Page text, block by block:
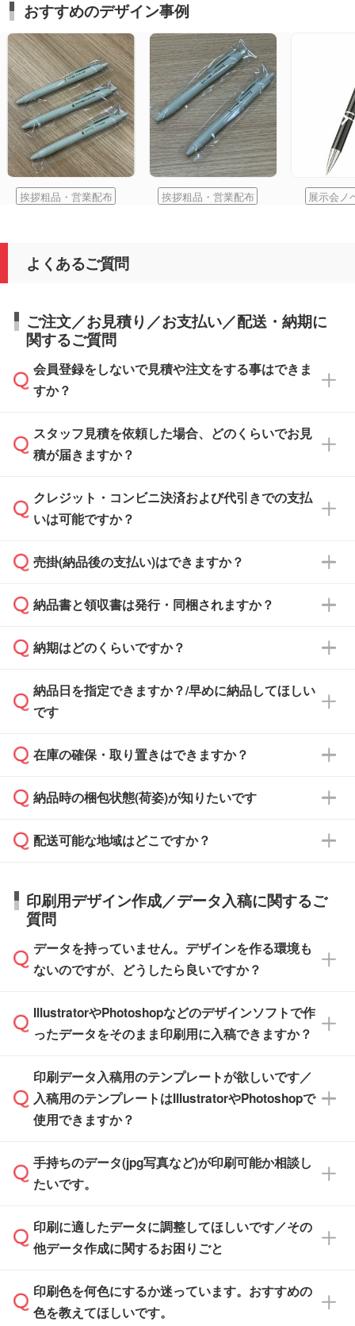
おすすめのデザイン事例
挨拶粗品・営業配布 挨拶粗品・営業配布 展示会ノ
よくあるご質問
ご注文／お見積り／お支払い／配送・納期に
関するご質問
会員登録をしないで見積や注文をする事はできま
すか？
可能です。見積・注文フォームにて『ゲストの
まま進む』ボタンからお進みのうえ、ご依頼く
スタッフ見積を依頼した場合、どのくらいでお見
積が届きますか？
通常、翌営業日までにお送りしております。混
雑状況によっては、お時間をいただくこともご
依頼いただいた場合は、翌営業日以降のご連絡
クレジット・コンビニ決済および代引きでの支払
いは可能ですか？
銀行振込のみのご対応となります。
売掛(納品後の支払い)はできますか？
基本的には先入金をお願いしておりますが、自
どの場合は、月末締め翌月末払いに対応可能で
また、卒業・卒園記念品で対策委員会や個人様
校や幼稚園・保育園であれば、同様の条件でご
ご希望の際は担当スタッフまでお気軽にご相談
ください。
納品書と領収書は発行・同梱されますか？
納品書・領収書は ご依頼をいただいた場合の
ず、通常はPDFデータをメール添付でお送りし
ます。
たは注文フォームの『ご注文に関する備考欄』
納期はどのくらいですか？
・印刷する場合(500個程度)
ご入金、イメージ画像の校了から約2週間～2
ご入金確認後、1～2営業日で出荷いたしま
タッフまでお問い合わせください。
ル」に注文予定日をご入力いただくと、おおよ
その締切日や出荷目安をご確認いただけます。
品が決まりましたらお早めのご発注をお願いい
たします。
※土日祝日を除く営業日換算です。
※沖縄・離島は追加日数がかかります。
納品日を指定できますか？/早めに納品してほしい
です
ご希望の納期がある場合は、お問い合わせ・お
い。
応が可能かご案内いたします。
す。>>対象商品はこちら
※最短出荷日は商品によって異なります。各商
品ページにてご確認ください
在庫の確保・取り置きはできますか？
ご入金確認後に在庫を確保し、注文確定のご連
はできかねますので予めご了承ください。
納品時の梱包状態(荷姿)が知りたいです
商品によって異なります。各ページにある商品
す。(白箱、化粧箱、ブリスターパックなど)
【袋入り】 商品がひとつずつ袋に入っていま
す。(透明袋、デザイン袋など)
【個包装なし】 個包装がされていない状態で
※化粧箱から白箱への入れ替えや、オリジナル
箱の作成は原則承っておりません。
配送可能な地域はどこですか？
直接納品は行っておりませんので予めご了承く
ださい。
印刷用デザイン作成／データ入稿に関するご
質問
データを持っていません。デザインを作る環境も
ないのですが、どうしたら良いですか？
無料の「デザインシミュレーター」を使えば、
PCやスマホから簡単にデザインを作成できま
ザインソフトがなくても安心です。
また、「データ作成サービス
せいただければ、弊社にて無料でデザインデー
タを1点作成いたします。
IllustratorやPhotoshopなどのデザインソフトで作
ったデータをそのまま印刷用に入稿できますか？
IllustratorやPhotoshop、CLIP STUDIOなどのデ
ザインソフトでこだわりのデザインを作成した
い方は、完全データ入稿
積・ご注文フォームにアップロードしてご入稿
ください。
ご入稿後は経験豊富なスタッフがデータに不備
がないかチェックし、お客様と確認してから印
刷に進みますので、ご安心ください。
印刷データ入稿用のテンプレートが欲しいです／
入稿用のテンプレートはIllustratorやPhotoshopで
使用できますか？
一部商品は入稿用テンプレートのご用意があり
ます。各商品ページの『印刷方法・テンプレー
入稿用のテンプレートはPDF形式ですが、
IllustratorやPhotoshopで開いてご利用いただけ
方」をご確認ください。
手持ちのデータ(jpg写真など)が印刷可能か相談し
たいです。
印刷に適したデータ・解像度かどうか、担当ス
タッフが事前に確認いたします。
ムへ添付いただくか、担当スタッフ宛にメール
でお送りください。
印刷に適したデータに調整してほしいです／その
他データ作成に関するお困りごと
データ作成でお困りの際には、担当スタッフが
サポートいたしますのでお気軽にご相談くださ
印刷色を何色にするか迷っています。おすすめの
色を教えてほしいです。